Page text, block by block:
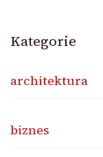
Kategorie
architektura
biznes